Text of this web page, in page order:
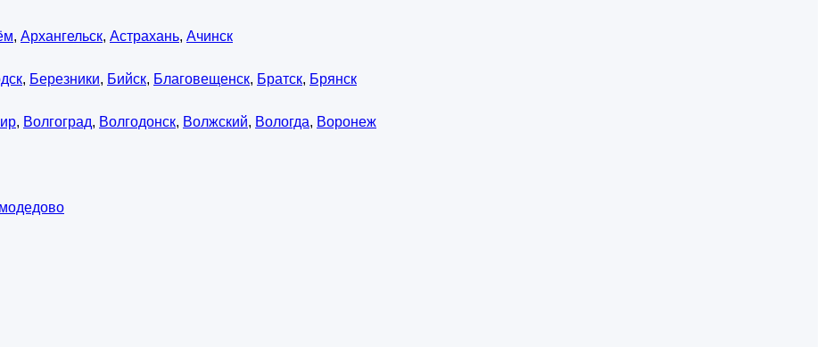
, Архангельск, Астрахань, Ачинск
, Березники, Бийск, Благовещенск, Братск, Брянск
, Волгоград, Волгодонск, Волжский, Вологда, Воронеж